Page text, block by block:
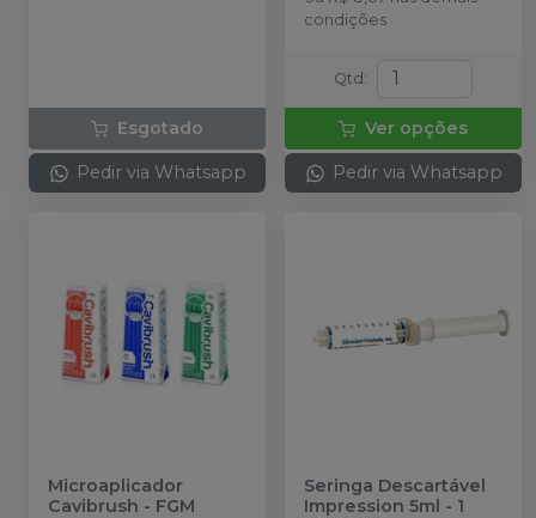
Esgotado
Pedir via Whatsapp
condições
Qtd :
Ver opções
Pedir via Whatsapp
Microaplicador
Cavibrush - FGM
Seringa Descartável
Impression 5ml - 1